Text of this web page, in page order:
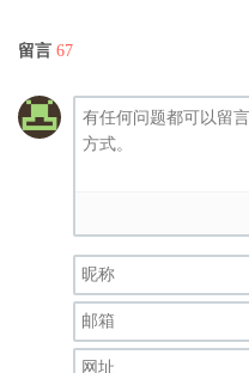
留言 67